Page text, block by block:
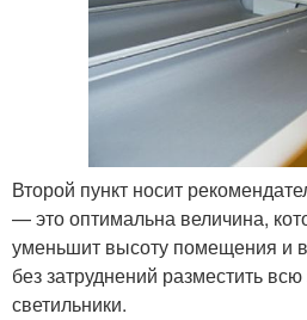
Второй пункт носит
— это оптимальна величина,
уменьшит высоту помещения и
без затруднений разместить всю
светильники.